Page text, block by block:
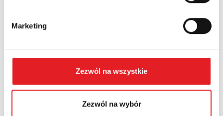
Marketing
Zezwól na wszystkie
Zezwól na wybór
Treść: *
Wyrażam zgodę na przetwarzanie moich danych
osobowych przez Relpol S.A. Więcej informacji na